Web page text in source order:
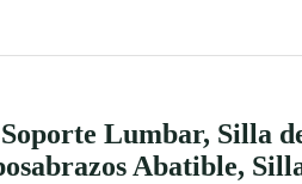
Lumbar, Silla
Abatible,